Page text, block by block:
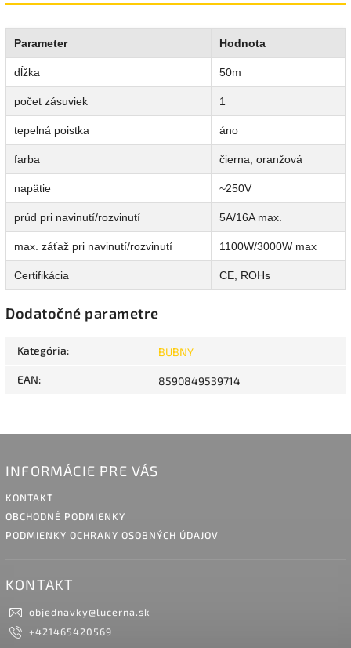
Parameter Hodnota
dĺžka 50m
počet zásuviek 1
tepelná poistka áno
farba čierna, oranžová
napätie ~250V
prúd pri navinutí/rozvinutí 5A/16A max.
max. záťaž pri navinutí/rozvinutí 1100W/3000W max
Certifikácia CE, ROHs
Dodatočné parametre
Kategória: BUBNY
EAN: 8590849539714
INFORMÁCIE PRE VÁS
KONTAKT
OBCHODNÉ PODMIENKY
PODMIENKY OCHRANY OSOBNÝCH ÚDAJOV
KONTAKT
objednavky@lucerna.sk
+421465420569